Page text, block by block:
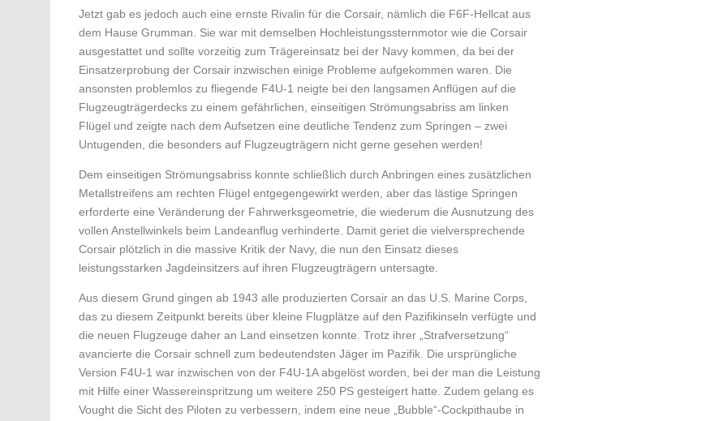
Jetzt gab es jedoch auch eine ernste Rivalin für die Corsair, nämlich die F6F-Hellcat aus
dem Hause Grumman. Sie war mit demselben Hochleistungssternmotor wie die Corsair
ausgestattet und sollte vorzeitig zum Trägereinsatz bei der Navy kommen, da bei der
Einsatzerprobung der Corsair inzwischen einige Probleme aufgekommen waren. Die
ansonsten problemlos zu fliegende F4U-1 neigte bei den langsamen Anflügen auf die
Flugzeugträgerdecks zu einem gefährlichen, einseitigen Strömungsabriss am linken
Flügel und zeigte nach dem Aufsetzen eine deutliche Tendenz zum Springen – zwei
Untugenden, die besonders auf Flugzeugträgern nicht gerne gesehen werden!
Dem einseitigen Strömungsabriss konnte schließlich durch Anbringen eines zusätzlichen
Metallstreifens am rechten Flügel entgegengewirkt werden, aber das lästige Springen
erforderte eine Veränderung der Fahrwerks­geo­metrie, die wiederum die Ausnutzung des
vollen Anstell­winkels beim Landeanflug verhinderte. Damit geriet die vielversprechende
Corsair plötzlich in die massive Kritik der Navy, die nun den Einsatz dieses
leistungsstarken Jagdeinsitzers auf ihren Flugzeugträgern untersagte.
Aus diesem Grund gingen ab 1943 alle produzierten Corsair an das U.S. Marine Corps,
das zu diesem Zeit­punkt bereits über kleine Flugplätze auf den Pazifikinseln verfügte und
die neuen Flugzeuge daher an Land einsetzen konnte. Trotz ihrer „Strafversetzung“
avancierte die Corsair schnell zum bedeutendsten Jäger im Pazifik. Die ursprüngliche
Version F4U-1 war inzwischen von der F4U-1A abgelöst worden, bei der man die Leistung
mit Hilfe einer Wassereinspritzung um weitere 250 PS gesteigert hatte. Zudem gelang es
Vought die Sicht des Piloten zu verbessern, indem eine neue „Bubble“-Cockpithaube in